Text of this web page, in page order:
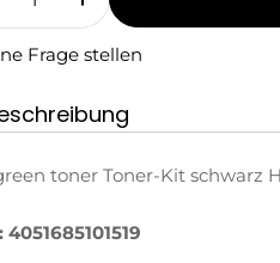
Für My Green
Menge Für My
Frage stellen
toner Toner-Kit schwarz
4051685101519